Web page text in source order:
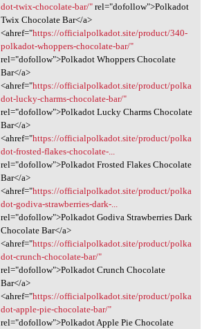
dot-twix-chocolate-bar/"rel="dofollow">Polkadot
Twix Chocolate Bar</a>
<ahref="https://officialpolkadot.site/product/340-
polkadot-whoppers-chocolate-bar/"
rel="dofollow">Polkadot Whoppers Chocolate
Bar</a>
<ahref="https://officialpolkadot.site/product/polka
dot-lucky-charms-chocolate-bar/"
rel="dofollow">Polkadot Lucky Charms Chocolate
Bar</a>
<ahref="https://officialpolkadot.site/product/polka
dot-frosted-flakes-chocolate-...
rel="dofollow">Polkadot Frosted Flakes Chocolate
Bar</a>
<ahref="https://officialpolkadot.site/product/polka
dot-godiva-strawberries-dark-...
rel="dofollow">Polkadot Godiva Strawberries Dark
Chocolate Bar</a>
<ahref="https://officialpolkadot.site/product/polka
dot-crunch-chocolate-bar/"
rel="dofollow">Polkadot Crunch Chocolate
Bar</a>
<ahref="https://officialpolkadot.site/product/polka
dot-apple-pie-chocolate-bar/"
rel="dofollow">Polkadot Apple Pie Chocolate